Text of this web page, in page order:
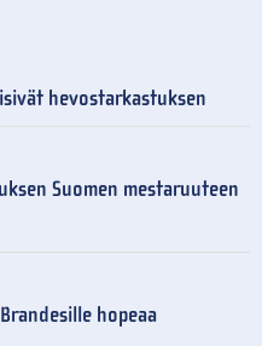
hevostarkastuksen
Suomen mestaruuteen
hopeaa